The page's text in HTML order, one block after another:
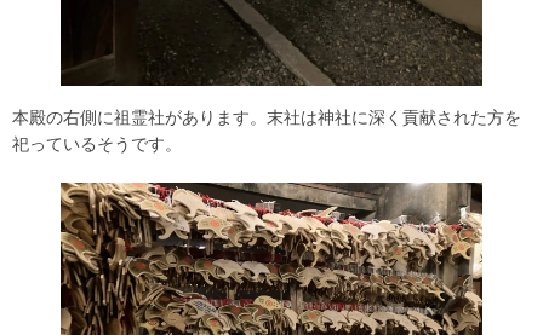
本殿の右側に祖霊社があります。末社は神社に深く貢献された方を
祀っているそうです。